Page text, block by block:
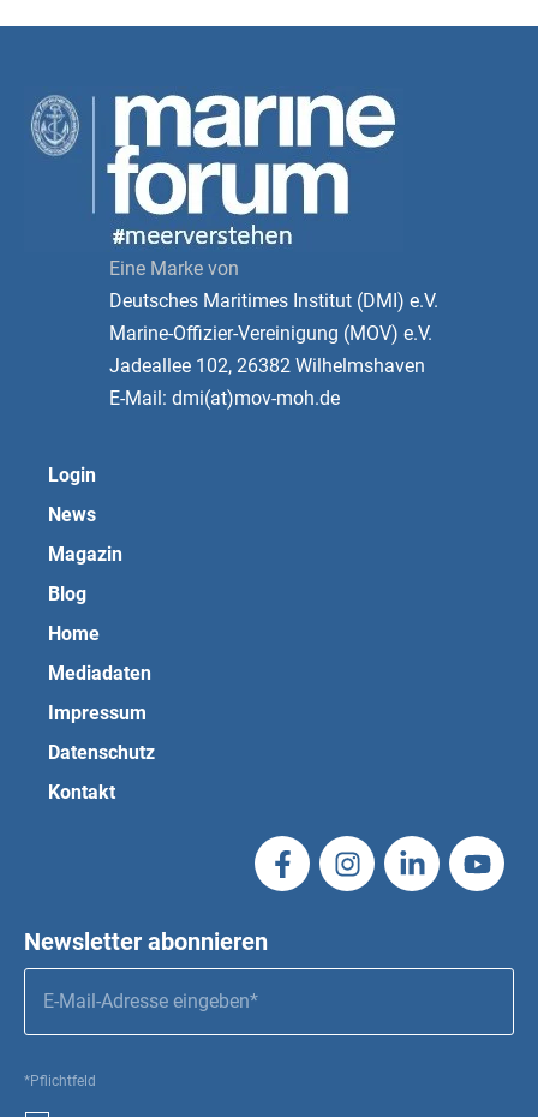
Eine Marke von
Deutsches Maritimes Institut (DMI) e.V.
Marine-Offizier-Vereinigung (MOV) e.V.
Jadeallee 102, 26382 Wilhelmshaven
E-Mail: dmi(at)mov-moh.de
Login
News
Magazin
Blog
Home
Mediadaten
Impressum
Datenschutz
Kontakt
Newsletter abonnieren
*Pflichtfeld